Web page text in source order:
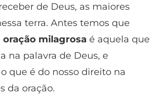
de Deus, as maiores
terra. Antes temos que
oração milagrosa é aquela que
na palavra de Deus, e
que é do nosso direito na
da oração.